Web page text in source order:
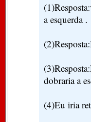
a esquerda .
dobraria a
(4)Eu iria